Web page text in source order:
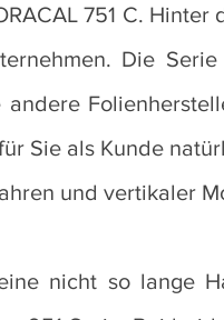
751 C. Hinter
Die
Sie als Kunde
und vertikaler
nicht so lange